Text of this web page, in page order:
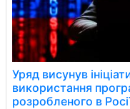
Уряд висунув
використання
розробленого в